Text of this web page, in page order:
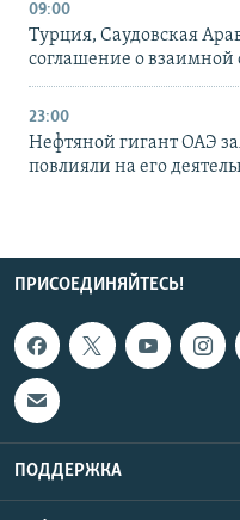
09:00
Турция, Саудовская
соглашение о взаимной
23:00
Нефтяной гигант ОАЭ
повлияли на его
ПРИСОЕДИНЯЙТЕСЬ!
ПОДДЕРЖКА